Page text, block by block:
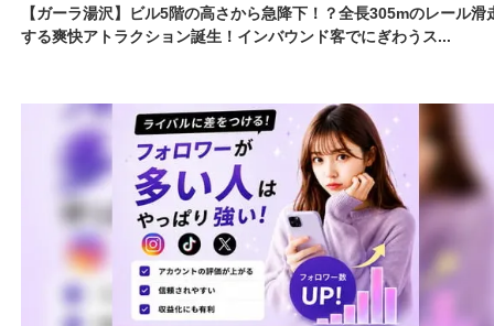
【ガーラ湯沢】ビル5階の高さから急降下！？全長305mのレール滑
する爽快アトラクション誕生！インバウンド客でにぎわうス...